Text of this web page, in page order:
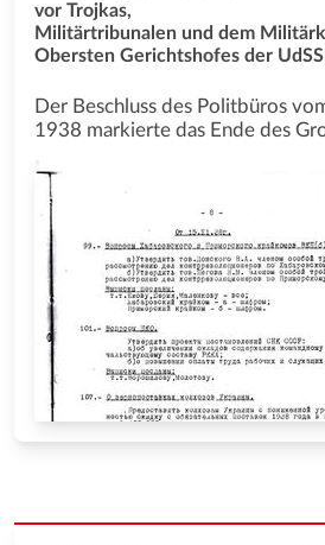
vor Trojkas,
Militärtribunalen und dem
Obersten Gerichtshofes der
Der Beschluss des Politbüros
1938 markierte das Ende des